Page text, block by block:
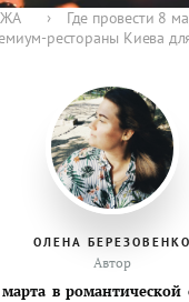
›
Где провести 8
рестораны Киева
ОЛЕНА БЕРЕЗОВЕНКО
Автор
в романтической